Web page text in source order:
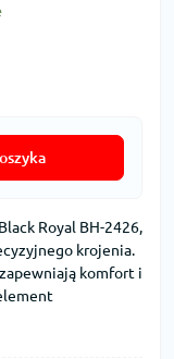
Royal BH-2426,
krojenia.
komfort i